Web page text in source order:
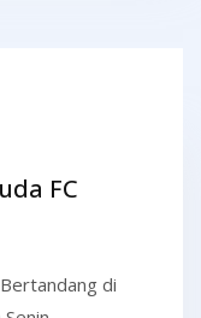
FC
di